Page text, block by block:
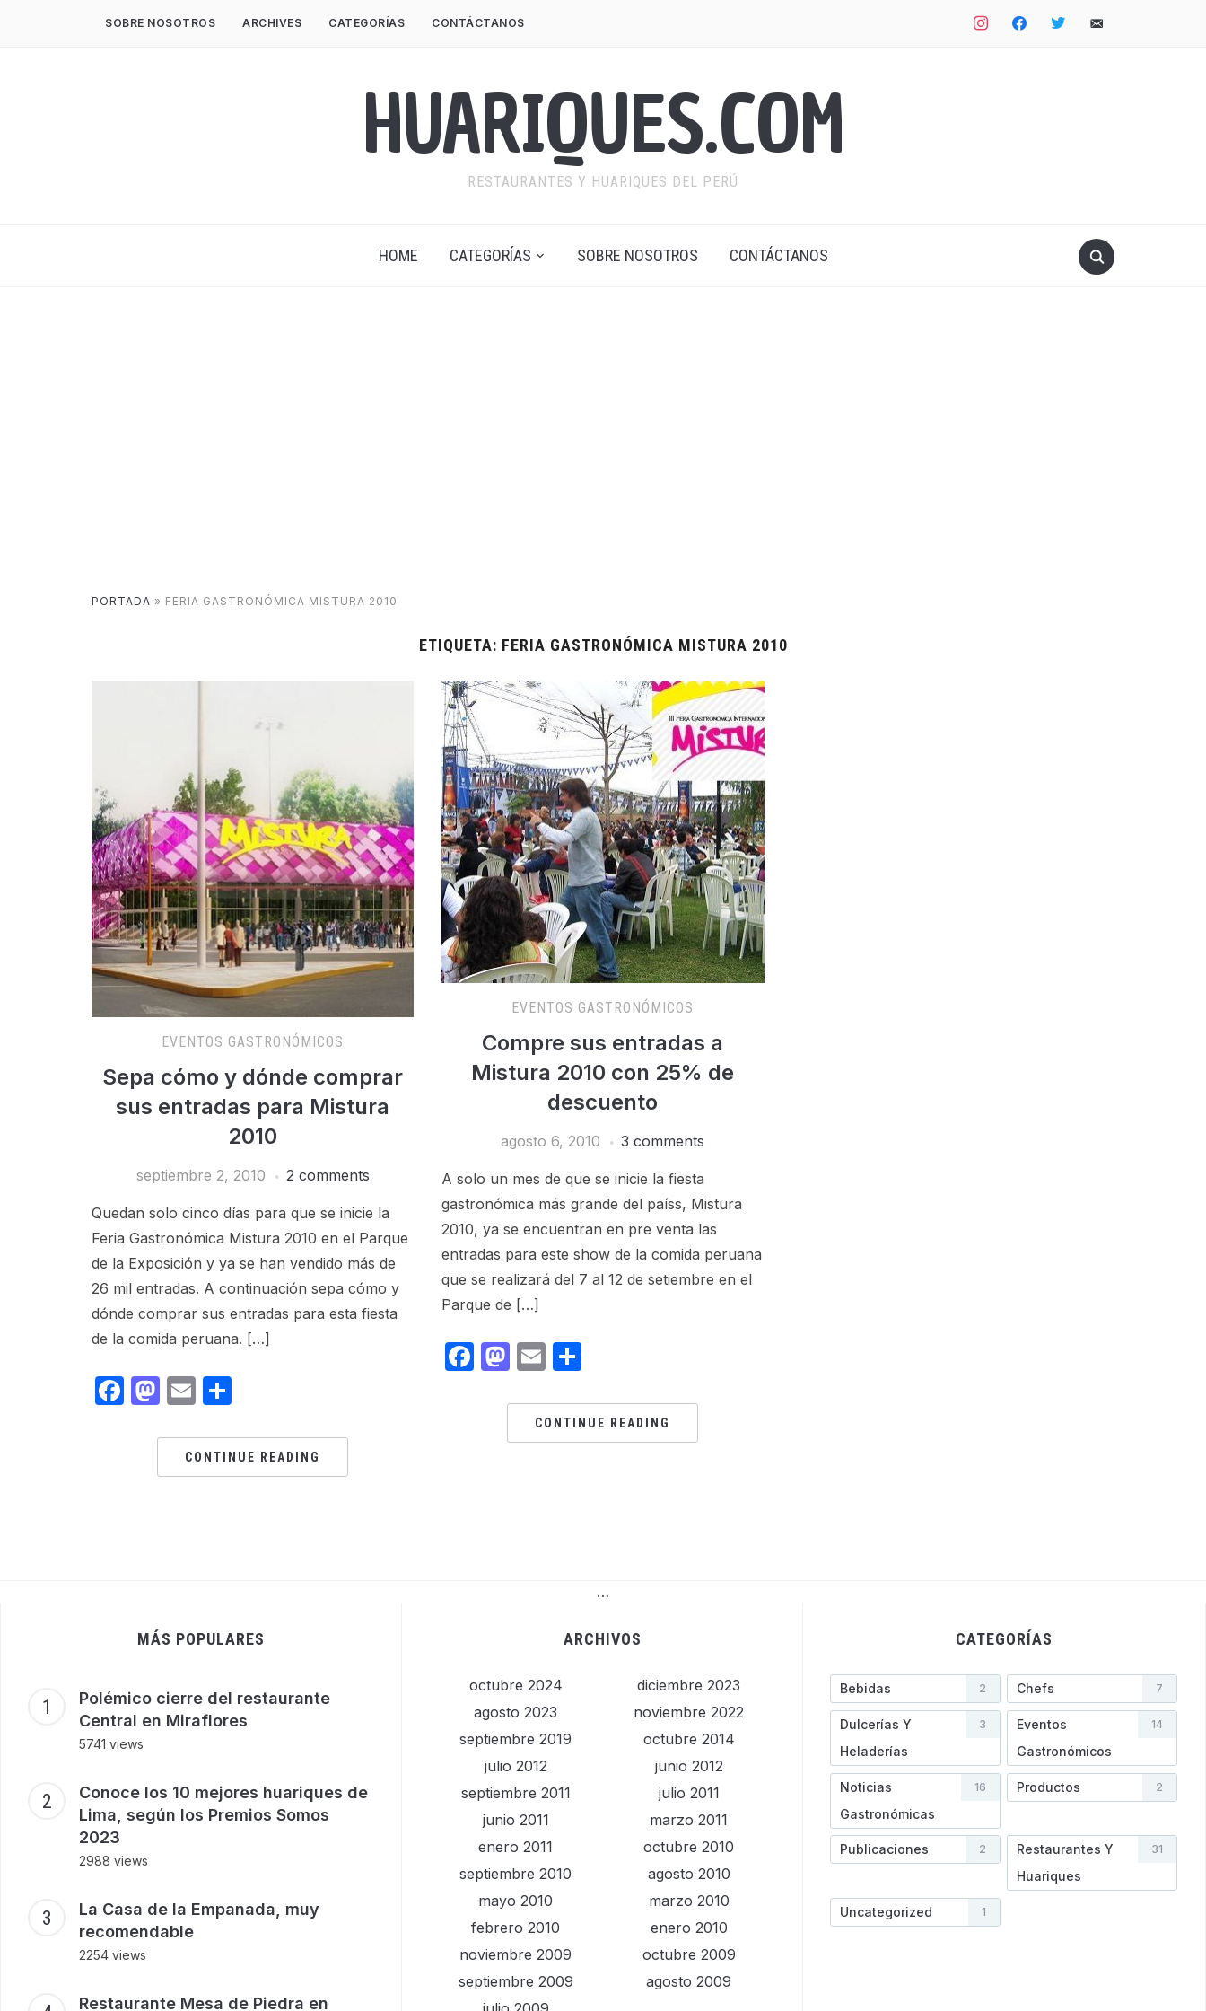
instagramfacebooktwitter
email-
SOBRE NOSOTROS ARCHIVES CATEGORÍAS CONTÁCTANOS
HUARIQUES.COM
RESTAURANTES Y HUARIQUES DEL PERÚ
HOME CATEGORÍAS SOBRE NOSOTROS CONTÁCTANOS
PORTADA » FERIA GASTRONÓMICA MISTURA 2010
ETIQUETA: FERIA GASTRONÓMICA MISTURA 2010
EVENTOS GASTRONÓMICOS
Sepa cómo y dónde comprar
sus entradas para Mistura
2010
septiembre 2, 2010 2 comments
Quedan solo cinco días para que se inicie la
Feria Gastronómica Mistura 2010 en el Parque
de la Exposición y ya se han vendido más de
26 mil entradas. A continuación sepa cómo y
dónde comprar sus entradas para esta fiesta
de la comida peruana. […]
Facebook
Mastodon
Email
CONTINUE READING
EVENTOS GASTRONÓMICOS
Compre sus entradas a
Mistura 2010 con 25% de
descuento
agosto 6, 2010 3 comments
A solo un mes de que se inicie la fiesta
gastronómica más grande del paíss, Mistura
2010, ya se encuentran en pre venta las
entradas para este show de la comida peruana
que se realizará del 7 al 12 de setiembre en el
Parque de […]
Facebook
Mastodon
Email
CONTINUE READING
…
MÁS POPULARES
Polémico cierre del restaurante
Central en Miraflores
5741 views
Conoce los 10 mejores huariques de
Lima, según los Premios Somos
2023
2988 views
La Casa de la Empanada, muy
recomendable
2254 views
Restaurante Mesa de Piedra en
ARCHIVOS
octubre 2024
diciembre 2023
agosto 2023
noviembre 2022
septiembre 2019
octubre 2014
julio 2012
junio 2012
septiembre 2011
julio 2011
junio 2011
marzo 2011
enero 2011
octubre 2010
septiembre 2010
agosto 2010
mayo 2010
marzo 2010
febrero 2010
enero 2010
noviembre 2009
octubre 2009
septiembre 2009
agosto 2009
CATEGORÍAS
Bebidas 2 Chefs 7
Dulcerías Y
Heladerí­as
3
Eventos
Gastronómicos
14
Noticias
Gastronómicas
16 Productos 2
Publicaciones 2
Restaurantes Y
Huariques
31
Uncategorized 1